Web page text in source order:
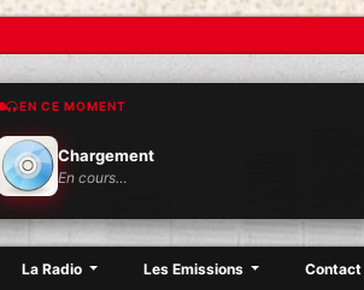
EN CE MOMENT
Chargement
En cours…
La Radio Les Emissions Contact